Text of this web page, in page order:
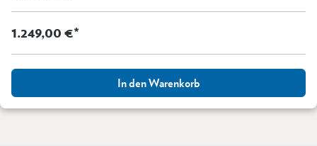
1.249,00 €*
In den Warenkorb